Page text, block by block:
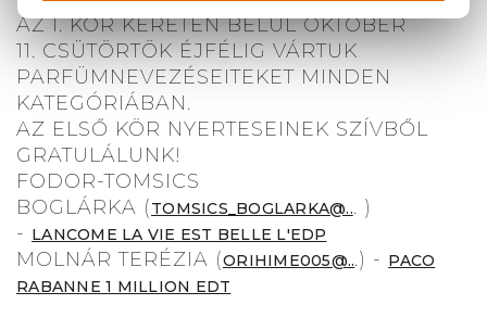
AZ I. KÖR KERETÉN BELÜL OKTÓBER
11. CSÜTÖRTÖK ÉJFÉLIG VÁRTUK
PARFÜMNEVEZÉSEITEKET MINDEN
KATEGÓRIÁBAN.
AZ ELSŐ KÖR NYERTESEINEK SZÍVBŐL
GRATULÁLUNK!
FODOR-TOMSICS
BOGLÁRKA (TOMSICS_BOGLARKA@... )
- LANCOME LA VIE EST BELLE L'EDP
MOLNÁR TERÉZIA (ORIHIME005@...) - PACO
RABANNE 1 MILLION EDT